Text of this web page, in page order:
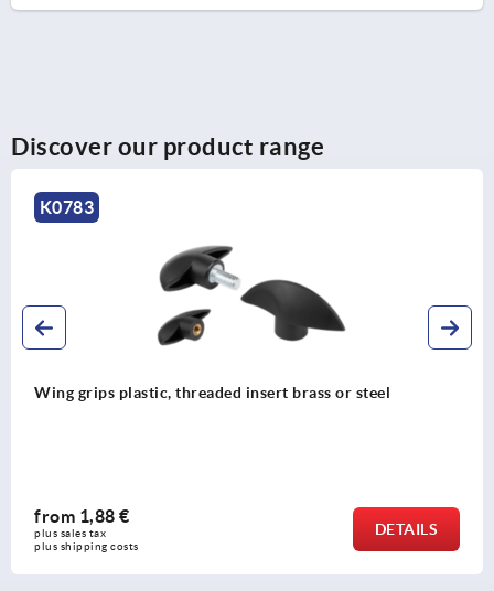
Discover our product range
K0783
Wing grips plastic, threaded insert brass or steel
from 1,88 €
plus sales tax
plus shipping costs
DETAILS